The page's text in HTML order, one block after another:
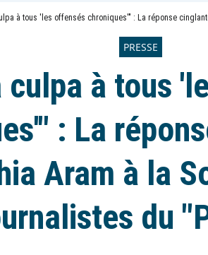
à tous 'les offensés chroniques'" : La réponse
PRESSE
culpa à tous
: La
Aram à la
du